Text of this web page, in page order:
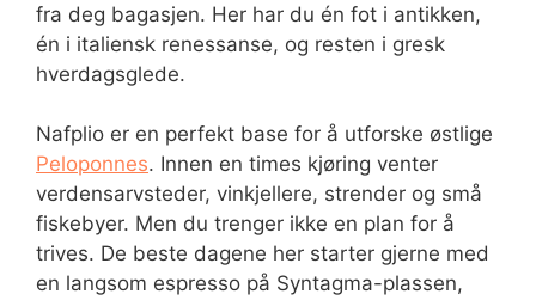
fra deg bagasjen. Her har du én fot i antikken,
én i italiensk renessanse, og resten i gresk
hverdagsglede.
Nafplio er en perfekt base for å utforske østlige
Peloponnes. Innen en times kjøring venter
verdensarvsteder, vinkjellere, strender og små
fiskebyer. Men du trenger ikke en plan for å
trives. De beste dagene her starter gjerne med
en langsom espresso på Syntagma-plassen,